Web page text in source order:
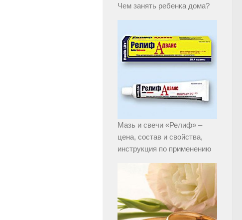
Чем занять ребенка дома?
Мазь и свечи «Релиф» –
цена, состав и свойства,
инструкция по применению